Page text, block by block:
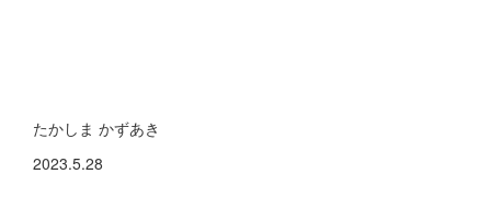
たかしま かずあき
2023.5.28